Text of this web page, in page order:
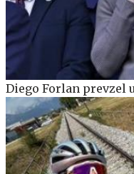
Diego Forlan prevzel